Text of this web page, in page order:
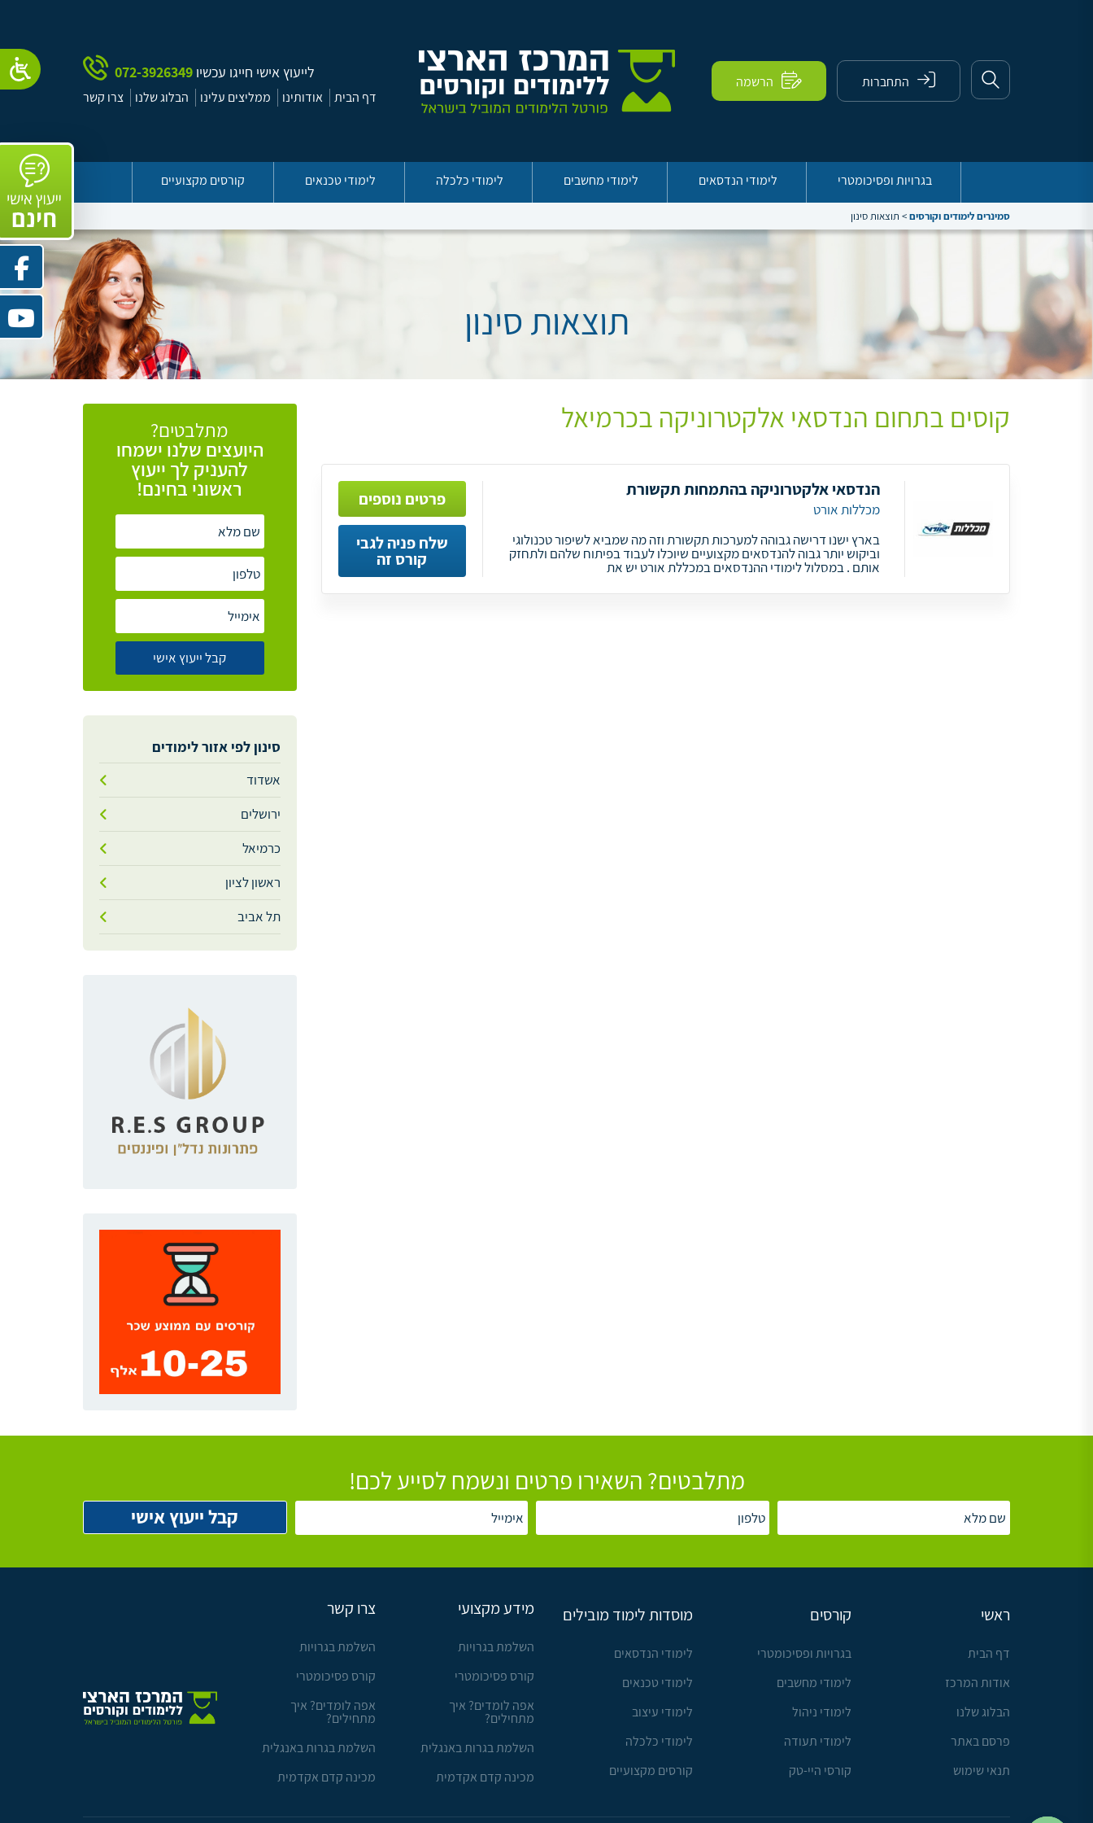
התחברות הרשמה
לייעוץ אישי חייגו עכשיו 072-3926349
דף הבית אודותינו ממליצים עלינו הבלוג שלנו צרו קשר
בגרויות ופסיכומטרי לימודי הנדסאים לימודי מחשבים לימודי כלכלה לימודי טכנאים קורסים מקצועיים
סמינרים לימודים וקורסים> תוצאות סינון
תוצאות סינון
קוסים בתחום הנדסאי אלקטרוניקה בכרמיאל
הנדסאי אלקטרוניקה בהתמחות תקשורת
מכללות אורט
בארץ ישנו דרישה גבוהה למערכות תקשורת וזה מה שמביא לשיפור טכנולוגי
וביקוש יותר גבוה להנדסאים מקצועיים שיוכלו לעבוד בפיתוח שלהם ולתחזק
אותם . במסלול לימודי ההנדסאים במכללת אורט יש את
פרטים נוספים
שלח פניה לגבי
קורס זה
מתלבטים?
היועצים שלנו ישמחו
להעניק לך ייעוץ
ראשוני בחינם!
סינון לפי אזור לימודים
אשדוד
ירושלים
כרמיאל
ראשון לציון
תל אביב
מתלבטים? השאירו פרטים ונשמח לסייע לכם!
ראשי
דף הבית
אודות המרכז
הבלוג שלנו
פרסם באתר
תנאי שימוש
קורסים
בגרויות ופסיכומטרי
לימודי מחשבים
לימודי ניהול
לימודי תעודה
קורסי היי-טק
מוסדות לימוד מובילים
לימודי הנדסאים
לימודי טכנאים
לימודי עיצוב
לימודי כלכלה
קורסים מקצועיים
מידע מקצועי
השלמת בגרויות
קורס פסיכומטרי
אפה לומדים? איך
מתחילים?
השלמת בגרות באנגלית
מכינה קדם אקדמית
צרו קשר
השלמת בגרויות
קורס פסיכומטרי
אפה לומדים? איך
מתחילים?
השלמת בגרות באנגלית
מכינה קדם אקדמית